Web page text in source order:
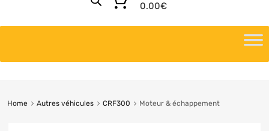
0.00€
Home Autres véhicules CRF300 Moteur & échappement